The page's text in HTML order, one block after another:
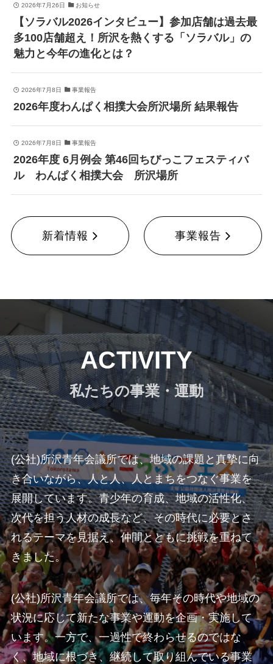
2026年7月26日 お知らせ
【ソラバル2026インタビュー】参加店舗は過去最
多100店舗超え！所沢を熱くする「ソラバル」の
魅力と今年の進化とは？
2026年7月8日 事業報告
2026年度わんぱく相撲大会所沢場所 結果報告
2026年7月8日 事業報告
2026年度 6月例会 第46回ちびっこフェスティバ
ル わんぱく相撲大会 所沢場所
新着情報 事業報告
ACTIVITY
私たちの事業・運動
(公社)所沢青年会議所では、地域の課題と真摯に向
き合いながら、人と人、人とまちをつなぐ事業を
展開しています。青少年の育成、地域の活性化、
次代を担う人材の成長など、その時代に必要とさ
れるテーマを見据え、仲間とともに挑戦を重ねて
きました。
(公社)所沢青年会議所では、毎年その時代や地域の
状況に応じて新たな事業や運動を企画・実施して
います。一方で、一過性で終わらせるのではな
く、地域に根づき、継続して取り組んでいる事業